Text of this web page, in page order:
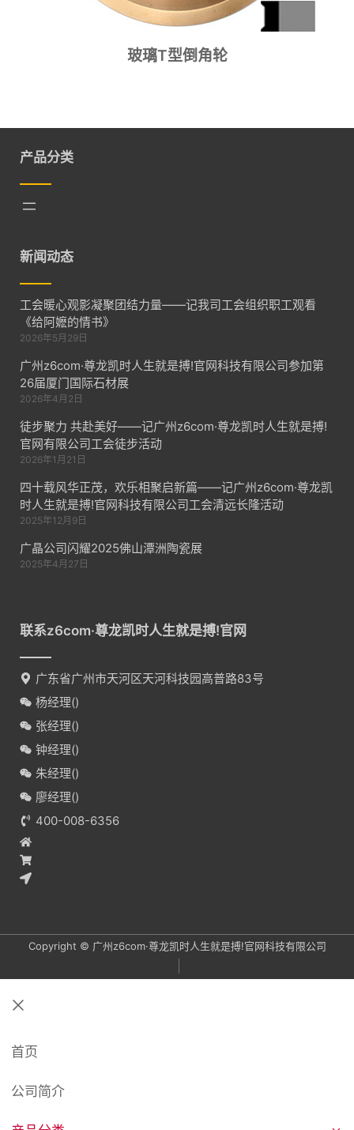
玻璃T型倒角轮
产品分类
新闻动态
工会暖心观影凝聚团结力量——记我司工会组织职工观看
《给阿嬷的情书》
2026年5月29日
广州z6com·尊龙凯时人生就是搏!官网科技有限公司参加第
26届厦门国际石材展
2026年4月2日
徒步聚力 共赴美好——记广州z6com·尊龙凯时人生就是搏!
官网有限公司工会徒步活动
2026年1月21日
四十载风华正茂，欢乐相聚启新篇——记广州z6com·尊龙凯
时人生就是搏!官网科技有限公司工会清远长隆活动
2025年12月9日
广晶公司闪耀2025佛山潭洲陶瓷展
2025年4月27日
联系z6com·尊龙凯时人生就是搏!官网
广东省广州市天河区天河科技园高普路83号
杨经理()
张经理()
钟经理()
朱经理()
廖经理()
400-008-6356
Copyright © 广州z6com·尊龙凯时人生就是搏!官网科技有限公司
首页
公司简介